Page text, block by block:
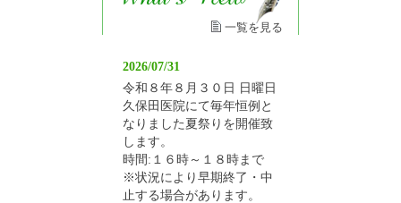
一覧を見る
2026/07/31
令和８年８月３０日 日曜日
久保田医院にて毎年恒例と
なりました夏祭りを開催致
します。
時間:１６時～１８時まで
※状況により早期終了・中
止する場合があります。